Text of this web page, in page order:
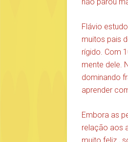
Flávio
muitos pais
rígido. Com
mente dele.
dominando
aprender
Embora as
relação aos